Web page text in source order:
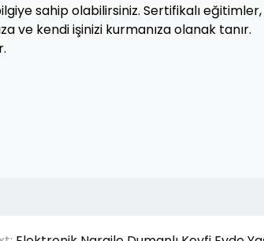
sahip olabilirsiniz. Sertifikalı eğitimler,
ve kendi işinizi kurmanıza olanak tanır.